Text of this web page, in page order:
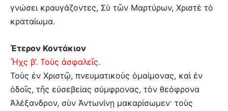
γνώσει κραυγάζοντες, Σὺ τῶν Μαρτύρων, Χριστὲ τὸ
κραταίωμα.
Έτερον Κοντάκιον
Ἦχς β’. Τοὺς ἀσφαλεῖς.
Τοὺς ἐν Χριστῷ, πνευματικοὺς ὁμαίμονας, καὶ ἐν
ὁδοῖς, τῆς εὐσεβείας σύμφρονας, τὸν θεόφρονα
Ἀλέξανδρον, σὺν Ἀντωνίνῃ μακαρίσωμεν· τοὺς